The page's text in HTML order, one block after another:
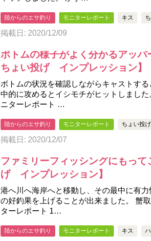
陸からのエサ釣り モニターレポート キス
掲載日: 2020/12/09
ボトムの様子がよく分かるアッ
ちょい投げ インプレッション】
ボトムの状況を確認しながらキャストす
中的に攻めるとイシモチがヒットしま
ニターレポート …
陸からのエサ釣り モニターレポート ちょい投げ
掲載日: 2020/12/07
ファミリーフィッシングにもっ
げ インプレッション】
港へ川へ海岸へと移動し、その最中に有
の好釣果を上げることが出来ました。
ターレポート 1…
陸からのエサ釣り モニターレポート キス